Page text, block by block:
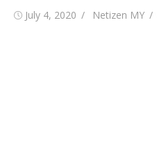
Posted
July 4, 2020 Author
Netizen MY